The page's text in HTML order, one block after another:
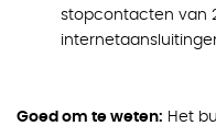
stopcontacten van
Goed om te weten: Het